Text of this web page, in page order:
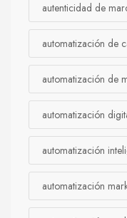
autenticidad de
automatización de
automatización de
automatización
automatización
automatización